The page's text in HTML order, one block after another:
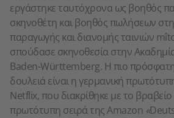
εργάστηκε ταυτόχρονα ως βοηθός
σκηνοθέτη και βοηθός πωλήσεων
παραγωγής και διανομής ταινιών
σπούδασε σκηνοθεσία στην
Baden-Württemberg. Η πιο
δουλειά είναι η γερμανική
Netflix, που διακρίθηκε με το
πρωτότυπη σειρά της Amazon «